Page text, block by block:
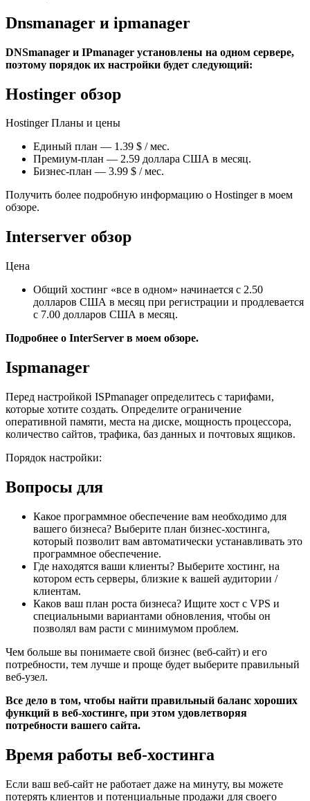
Dnsmanager и ipmanager
DNSmanager и IPmanager установлены на одном сервере,
поэтому порядок их настройки будет следующий:
Hostinger обзор
Hostinger Планы и цены
Единый план — 1.39 $ / мес.
Премиум-план — 2.59 доллара США в месяц.
Бизнес-план — 3.99 $ / мес.
Получить более подробную информацию о Hostinger в моем
обзоре.
Interserver обзор
Цена
Общий хостинг «все в одном» начинается с 2.50
долларов США в месяц при регистрации и продлевается
с 7.00 долларов США в месяц.
Подробнее о InterServer в моем обзоре.
Ispmanager
Перед настройкой ISPmanager определитесь с тарифами,
которые хотите создать. Определите ограничение
оперативной памяти, места на диске, мощность процессора,
количество сайтов, трафика, баз данных и почтовых ящиков.
Порядок настройки:
Вопросы для
Какое программное обеспечение вам необходимо для
вашего бизнеса? Выберите план бизнес-хостинга,
который позволит вам автоматически устанавливать это
программное обеспечение.
Где находятся ваши клиенты? Выберите хостинг, на
котором есть серверы, близкие к вашей аудитории /
клиентам.
Каков ваш план роста бизнеса? Ищите хост с VPS и
специальными вариантами обновления, чтобы он
позволял вам расти с минимумом проблем.
Чем больше вы понимаете свой бизнес (веб-сайт) и его
потребности, тем лучше и проще будет выберите правильный
веб-узел.
Все дело в том, чтобы найти правильный баланс хороших
функций в веб-хостинге, при этом удовлетворяя
потребности вашего сайта.
Время работы веб-хостинга
Если ваш веб-сайт не работает даже на минуту, вы можете
потерять клиентов и потенциальные продажи для своего